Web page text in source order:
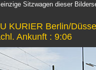
Sitzwagen dieser
KURIER Berlin/
Ankunft : 9:06